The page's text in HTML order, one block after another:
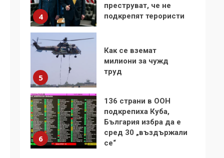
4
преструват, че не
подкрепят терористи
5
Как се вземат
милиони за чужд
труд
6
136 страни в ООН
подкрепиха Куба,
България избра да е
сред 30 „въздържали
се“